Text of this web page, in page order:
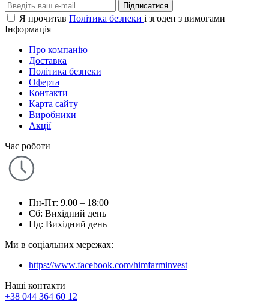
Підписатися
Я прочитав Політика безпеки і згоден з вимогами
Інформація
Про компанію
Доставка
Політика безпеки
Оферта
Контакти
Карта сайту
Виробники
Акції
Час роботи
Пн-Пт: 9.00 – 18:00
Сб: Вихідний день
Нд: Вихідний день
Ми в соціальних мережах:
https://www.facebook.com/himfarminvest
Наші контакти
+38 044 364 60 12